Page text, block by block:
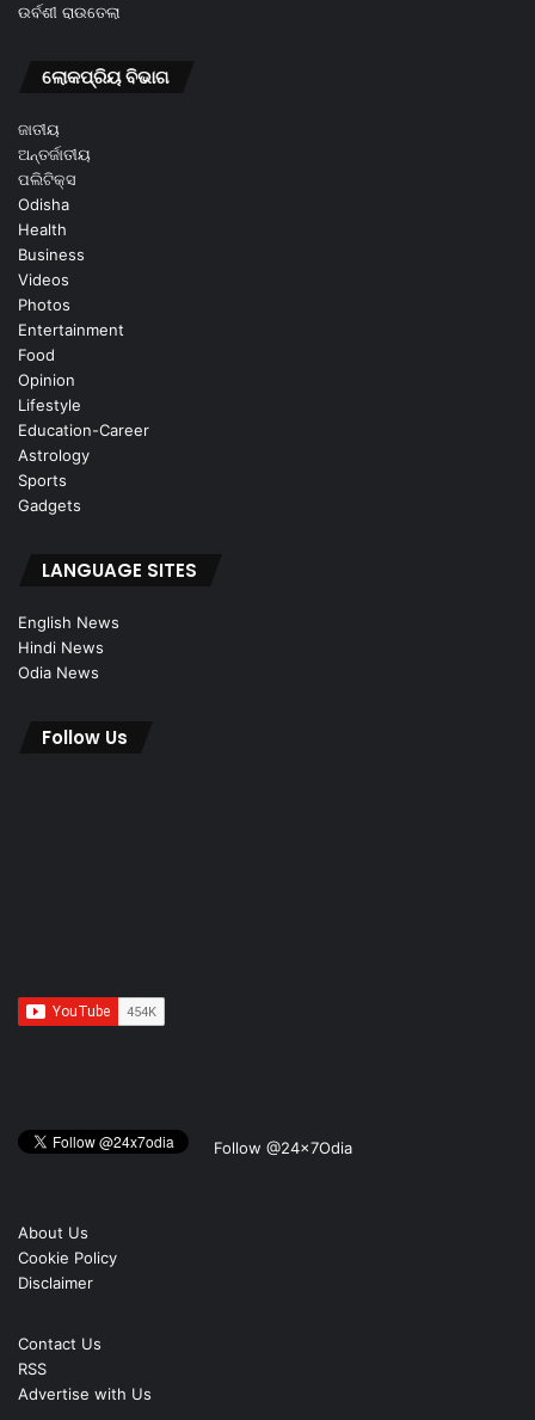
ଉର୍ବଶୀ ରାଉତେଲା
ଲୋକପ୍ରିୟ ବିଭାଗ
ଜାତୀୟ
ଅନ୍ତର୍ଜାତୀୟ
ପଲିଟିକ୍ସ
Odisha
Health
Business
Videos
Photos
Entertainment
Food
Opinion
Lifestyle
Education-Career
Astrology
Sports
Gadgets
LANGUAGE SITES
English News
Hindi News
Odia News
Follow Us
Follow @24x7Odia
About Us
Cookie Policy
Disclaimer
Contact Us
RSS
Advertise with Us